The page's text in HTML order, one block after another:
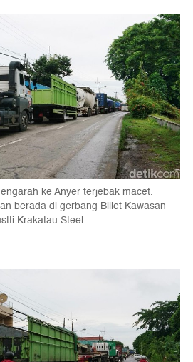
ke Anyer terjebak macet.
berada di gerbang Billet Kawasan
Krakatau Steel.